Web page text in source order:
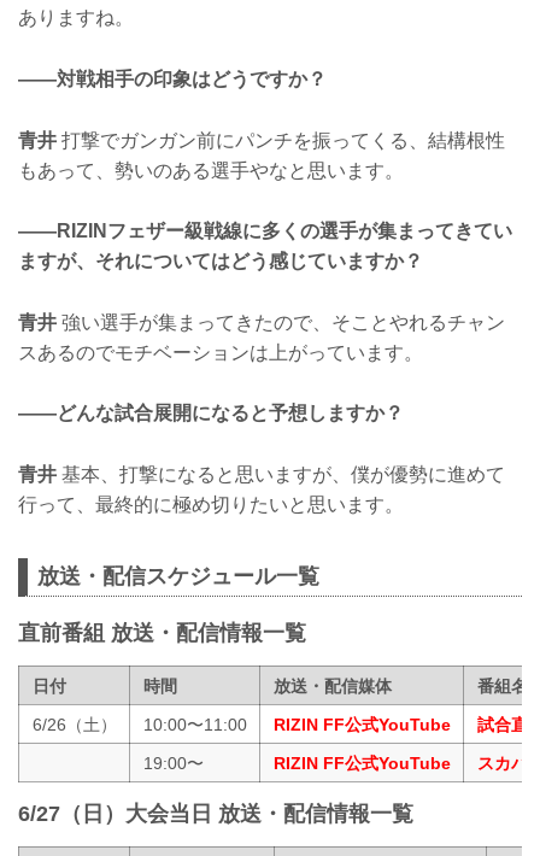
ありますね。
——対戦相手の印象はどうですか？
青井 打撃でガンガン前にパンチを振ってくる、結構根性
もあって、勢いのある選手やなと思います。
——RIZINフェザー級戦線に多くの選手が集まってきてい
ますが、それについてはどう感じていますか？
青井 強い選手が集まってきたので、そことやれるチャン
スあるのでモチベーションは上がっています。
——どんな試合展開になると予想しますか？
青井 基本、打撃になると思いますが、僕が優勢に進めて
行って、最終的に極め切りたいと思います。
放送・配信スケジュール一覧
直前番組 放送・配信情報一覧
日付 時間 放送・配信媒体
番組名
6/26（土）
10:00〜11:00 RIZIN FF公式YouTube
試合直
19:00〜
RIZIN FF公式YouTube スカパ
6/27（日）大会当日 放送・配信情報一覧